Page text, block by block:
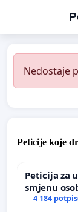
Nedostaje
Peticije koje
Peticija za
smjenu
u4 184